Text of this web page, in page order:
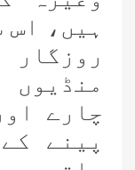
ہیں، اس
چارے
پینے